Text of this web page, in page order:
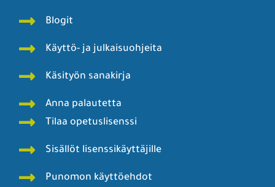
Blogit
Käyttö- ja julkaisuohjeita
Käsityön sanakirja
Anna palautetta
Tilaa opetuslisenssi
Sisällöt lisenssikäyttäjille
Punomon käyttöehdot